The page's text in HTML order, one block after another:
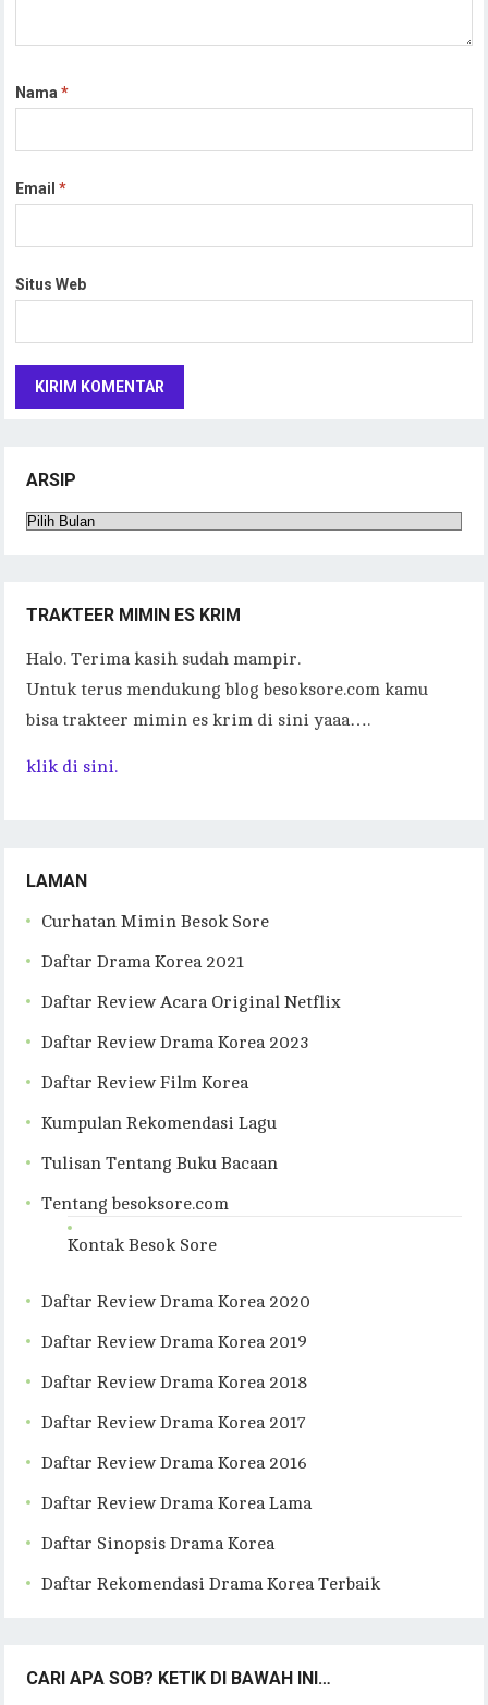
Nama*
Email*
Situs Web
ARSIP
Arsip
TRAKTEER MIMIN ES KRIM
Halo. Terima kasih sudah mampir.
Untuk terus mendukung blog besoksore.com kamu
bisa trakteer mimin es krim di sini yaaa….
klik di sini.
LAMAN
Curhatan Mimin Besok Sore
Daftar Drama Korea 2021
Daftar Review Acara Original Netflix
Daftar Review Drama Korea 2023
Daftar Review Film Korea
Kumpulan Rekomendasi Lagu
Tulisan Tentang Buku Bacaan
Tentang besoksore.com
Kontak Besok Sore
Daftar Review Drama Korea 2020
Daftar Review Drama Korea 2019
Daftar Review Drama Korea 2018
Daftar Review Drama Korea 2017
Daftar Review Drama Korea 2016
Daftar Review Drama Korea Lama
Daftar Sinopsis Drama Korea
Daftar Rekomendasi Drama Korea Terbaik
CARI APA SOB? KETIK DI BAWAH INI…